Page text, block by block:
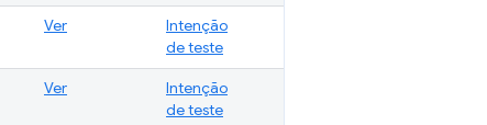
Ver
Intenção
de teste
Ver
Intenção
de teste